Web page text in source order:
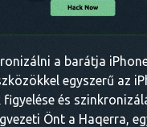
a barátja
egyszerű az
figyelése és
Önt a Haqerra,